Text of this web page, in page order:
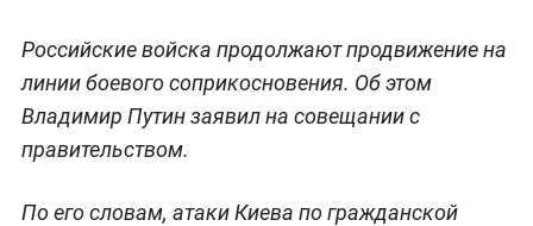
Российские войска продолжают продвижение на
линии боевого соприкосновения. Об этом
Владимир Путин заявил на совещании с
правительством.
По его словам, атаки Киева по гражданской